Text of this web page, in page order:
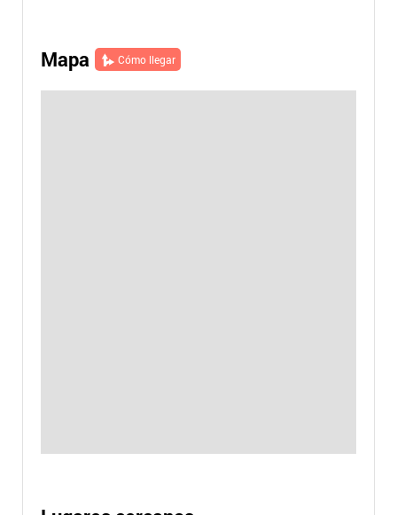
Mapa Cómo llegar